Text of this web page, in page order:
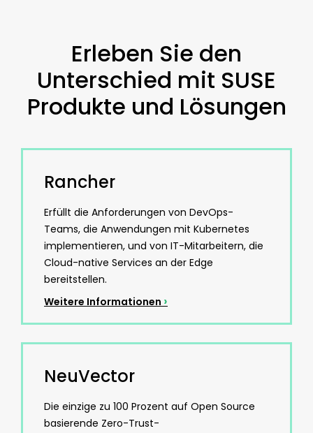
Erleben Sie den
Unterschied mit SUSE
Produkte und Lösungen
Rancher
Erfüllt die Anforderungen von DevOps-
Teams, die Anwendungen mit Kubernetes
implementieren, und von IT-Mitarbeitern, die
Cloud-native Services an der Edge
bereitstellen.
Weitere Informationen ›
NeuVector
Die einzige zu 100 Prozent auf Open Source
basierende Zero-Trust-